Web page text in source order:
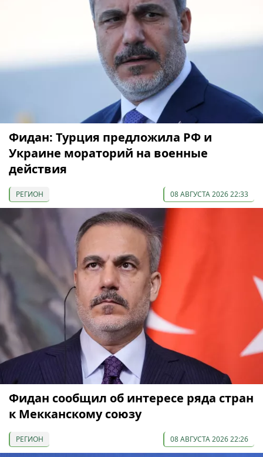
Фидан: Турция предложила РФ и
Украине мораторий на военные
действия
РЕГИОН 08 АВГУСТА 2026 22:33
Фидан сообщил об интересе ряда стран
к Мекканскому союзу
РЕГИОН 08 АВГУСТА 2026 22:26